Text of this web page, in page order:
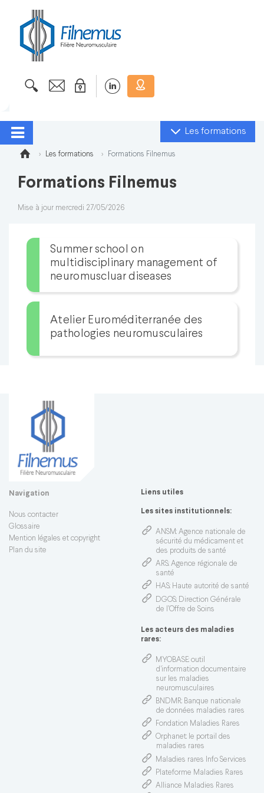
Les formations
Les formations Formations Filnemus
Formations Filnemus
Mise à jour mercredi 27/05/2026
Summer school on
multidisciplinary management of
neuromuscluar diseases
Atelier Euroméditerranée des
pathologies neuromusculaires
Navigation
Nous contacter
Glossaire
Mention légales et copyright
Plan du site
Liens utiles
Les sites institutionnels:
ANSM: Agence nationale de
sécurité du médicament et
des produits de santé
ARS: Agence régionale de
santé
HAS: Haute autorité de santé
DGOS: Direction Générale
de l’Offre de Soins
Les acteurs des maladies
rares:
MYOBASE: outil
d'information documentaire
sur les maladies
neuromusculaires
BNDMR: Banque nationale
de données maladies rares
Fondation Maladies Rares
Orphanet: le portail des
maladies rares
Maladies rares Info Services
Plateforme Maladies Rares
Alliance Maladies Rares